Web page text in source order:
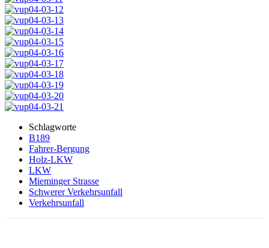
Schlagworte
B189
Fahrer-Bergung
Holz-LKW
LKW
Mieminger Strasse
Schwerer Verkehrsunfall
Verkehrsunfall